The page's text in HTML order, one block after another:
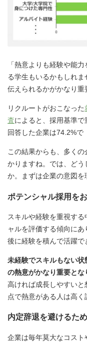
「熱意よりも経験や能
る学生もいるかもしれ
伝えられるかがかなり重
リクルートがおこなった
査によると、採用基準
回答した企業は74.2%で
この結果からも、多く
かりますね。では、どう
か。まずは企業の意図を
ポテンシャル採用を
スキルや経験を重視す
ャルを評価する傾向に
後に経験を積んで活躍で
未経験でスキルもない
の熱意がかなり重要とな
高ければ成長しやすい
点で熱意がある人は高く
内定辞退を避けるため
企業は毎年莫大なコス